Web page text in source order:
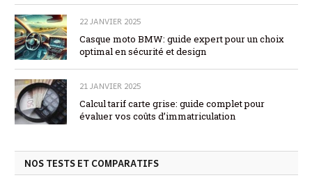
22 JANVIER 2025
Casque moto BMW: guide expert pour un choix
optimal en sécurité et design
21 JANVIER 2025
Calcul tarif carte grise: guide complet pour
évaluer vos coûts d’immatriculation
NOS TESTS ET COMPARATIFS